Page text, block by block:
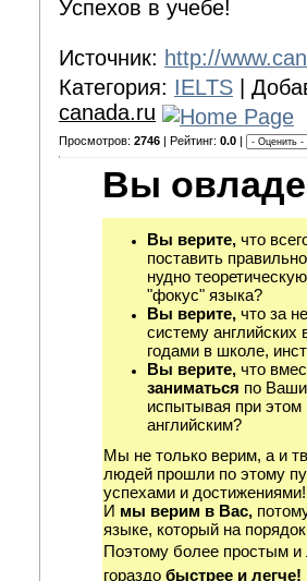
Успехов в учебе!
Источник: http://
Категория: IELTS |
canada.ru
Просмотров: 2746 | Рейтинг: 0.0
Вы
Вы верите, что
поставить
нудно
"фокус" языка?
Вы верите, что за
систему
годами в школе,
Вы верите, что
заниматься по
испытывая при этом
английским?
Мы не только верим, а и
людей прошли по этому
успехами и достижениями!
И мы верим в Вас,
языке, который на
Поэтому более простым
гораздо быстрее и легче!